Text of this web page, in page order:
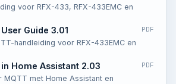
voor RFX-433, RFX-433EMC en
Guide 3.01
handleiding voor RFX-433EMC en
PDF
in Home Assistant 2.03
MQTT met Home Assistant en
PDF